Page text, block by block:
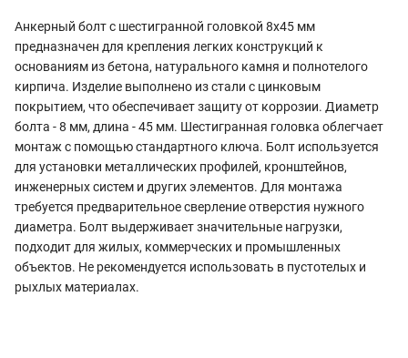
Анкерный болт с шестигранной головкой 8х45 мм
предназначен для крепления легких конструкций к
основаниям из бетона, натурального камня и полнотелого
кирпича. Изделие выполнено из стали с цинковым
покрытием, что обеспечивает защиту от коррозии. Диаметр
болта - 8 мм, длина - 45 мм. Шестигранная головка облегчает
монтаж с помощью стандартного ключа. Болт используется
для установки металлических профилей, кронштейнов,
инженерных систем и других элементов. Для монтажа
требуется предварительное сверление отверстия нужного
диаметра. Болт выдерживает значительные нагрузки,
подходит для жилых, коммерческих и промышленных
объектов. Не рекомендуется использовать в пустотелых и
рыхлых материалах.